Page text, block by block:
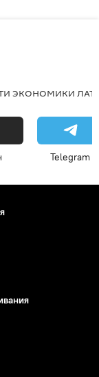
ЭКОНОМИКИ
Telegram